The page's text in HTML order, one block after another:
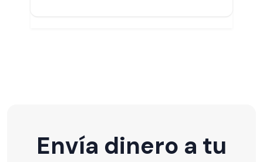
Envía dinero a tu